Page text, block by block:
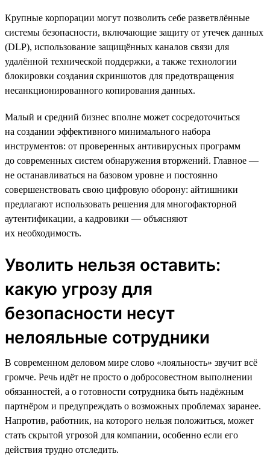
Крупные корпорации могут позволить себе разветвлённые
системы безопасности, включающие защиту от утечек данных
(DLP), использование защищённых каналов связи для
удалённой технической поддержки, а также технологии
блокировки создания скриншотов для предотвращения
несанкционированного копирования данных.
Малый и средний бизнес вполне может сосредоточиться
на создании эффективного минимального набора
инструментов: от проверенных антивирусных программ
до современных систем обнаружения вторжений. Главное —
не останавливаться на базовом уровне и постоянно
совершенствовать свою цифровую оборону: айтишники
предлагают использовать решения для многофакторной
аутентификации, а кадровики — объясняют
их необходимость.
Уволить нельзя оставить:
какую угрозу для
безопасности несут
нелояльные сотрудники
В современном деловом мире слово «лояльность» звучит всё
громче. Речь идёт не просто о добросовестном выполнении
обязанностей, а о готовности сотрудника быть надёжным
партнёром и предупреждать о возможных проблемах заранее.
Напротив, работник, на которого нельзя положиться, может
стать скрытой угрозой для компании, особенно если его
действия трудно отследить.